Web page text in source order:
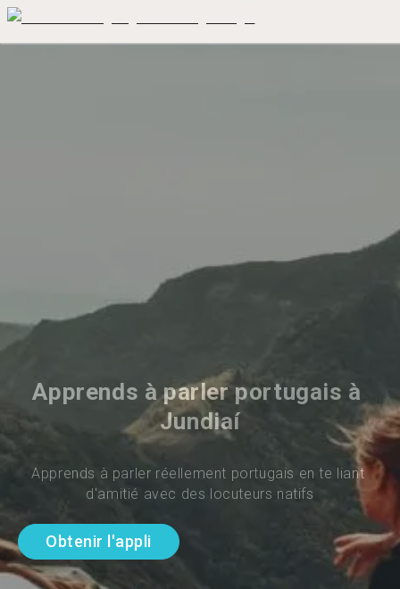
Apprends à parler portugais à
Jundiaí
Apprends à parler réellement portugais en te liant
d'amitié avec des locuteurs natifs
Obtenir l'appli